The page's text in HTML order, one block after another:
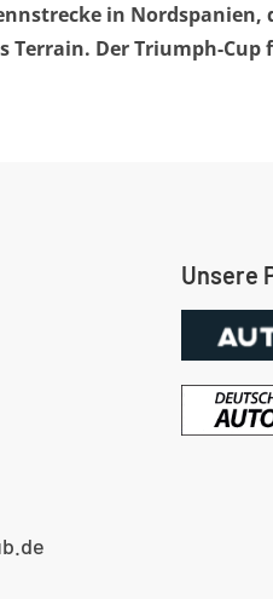
in
Terrain. Der Triumph-
Unsere